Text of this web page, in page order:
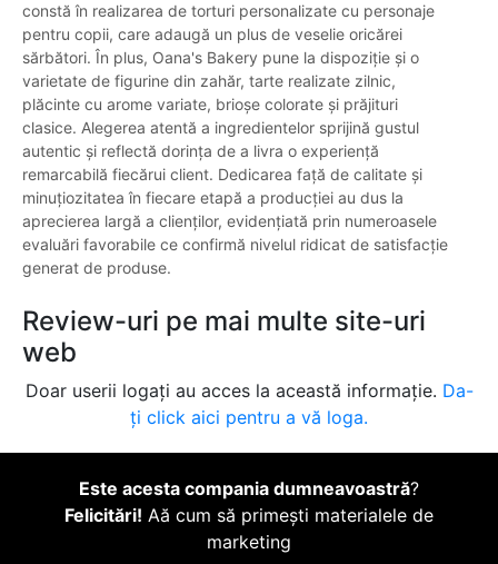
constă în realizarea de torturi personalizate cu personaje
pentru copii, care adaugă un plus de veselie oricărei
sărbători. În plus, Oana's Bakery pune la dispoziție și o
varietate de figurine din zahăr, tarte realizate zilnic,
plăcinte cu arome variate, brioșe colorate și prăjituri
clasice. Alegerea atentă a ingredientelor sprijină gustul
autentic și reflectă dorința de a livra o experiență
remarcabilă fiecărui client. Dedicarea față de calitate și
minuțiozitatea în fiecare etapă a producției au dus la
aprecierea largă a clienților, evidențiată prin numeroasele
evaluări favorabile ce confirmă nivelul ridicat de satisfacție
generat de produse.
Review-uri pe mai multe site-uri
web
Doar userii logați au acces la această informație. Da-
ți click aici pentru a vă loga.
Este acesta compania dumneavoastră?
Felicitări! Aă cum să primești materialele de
marketing